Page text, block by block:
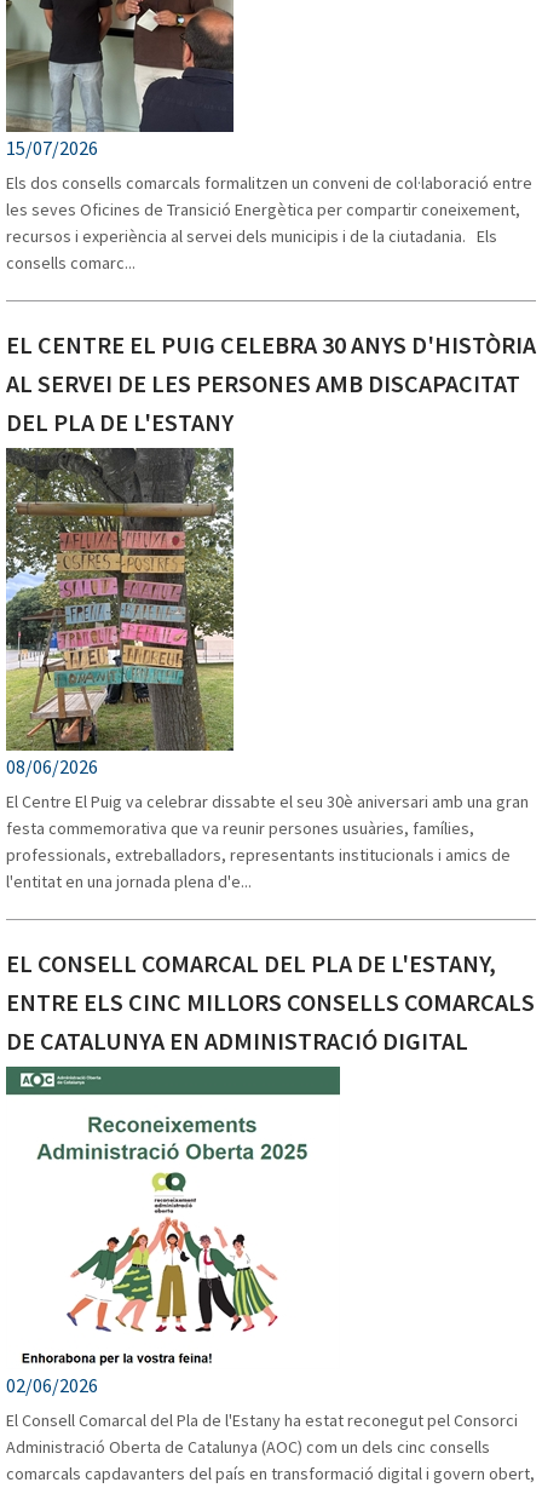
COIET Centre Ocupacional i Especial de
CAL DRAC Oficina jove
BANYOLES
CAMÓS
CORNELLÀ DEL TERRI
CRESPIÀ
15/07/2026
Els dos consells comarcals formalitzen un conveni de col·laboració entre
les seves Oficines de Transició Energètica per compartir coneixement,
recursos i experiència al servei dels municipis i de la ciutadania. Els
consells comarc...
EL CENTRE EL PUIG CELEBRA 30 ANYS D'HISTÒRIA
AL SERVEI DE LES PERSONES AMB DISCAPACITAT
DEL PLA DE L'ESTANY
08/06/2026
El Centre El Puig va celebrar dissabte el seu 30è aniversari amb una gran
festa commemorativa que va reunir persones usuàries, famílies,
professionals, extreballadors, representants institucionals i amics de
l'entitat en una jornada plena d'e...
EL CONSELL COMARCAL DEL PLA DE L'ESTANY,
ENTRE ELS CINC MILLORS CONSELLS COMARCALS
DE CATALUNYA EN ADMINISTRACIÓ DIGITAL
02/06/2026
El Consell Comarcal del Pla de l'Estany ha estat reconegut pel Consorci
Administració Oberta de Catalunya (AOC) com un dels cinc consells
comarcals capdavanters del país en transformació digital i govern obert,